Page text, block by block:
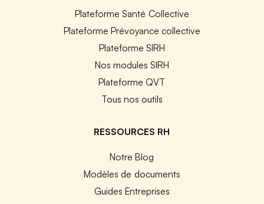
Plateforme Santé Collective
Plateforme Prévoyance collective
Plateforme SIRH
Nos modules SIRH
Plateforme QVT
Tous nos outils
RESSOURCES RH
Notre Blog
Modèles de documents
Guides Entreprises